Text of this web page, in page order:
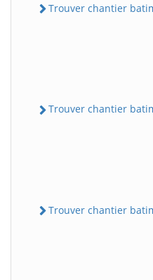
Trouver chantier
Trouver chantier
Trouver chantier